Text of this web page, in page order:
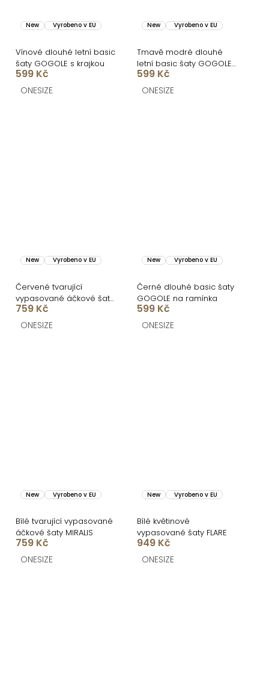
New Vyrobeno v EU
Vínové dlouhé letní basic
šaty GOGOLE s krajkou
599 Kč
ONESIZE
New Vyrobeno v EU
Tmavě modré dlouhé
letní basic šaty GOGOLE
s krajkou
599 Kč
ONESIZE
New Vyrobeno v EU
Červené tvarující
vypasované áčkové šaty
MIRALIS
759 Kč
ONESIZE
New Vyrobeno v EU
Černé dlouhé basic šaty
GOGOLE na ramínka
599 Kč
ONESIZE
New Vyrobeno v EU
Bílé tvarující vypasované
áčkové šaty MIRALIS
759 Kč
ONESIZE
New Vyrobeno v EU
Bílé květinové
vypasované šaty FLARE
949 Kč
ONESIZE